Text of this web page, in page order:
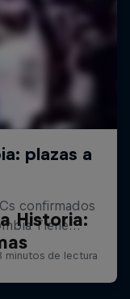
Historia: